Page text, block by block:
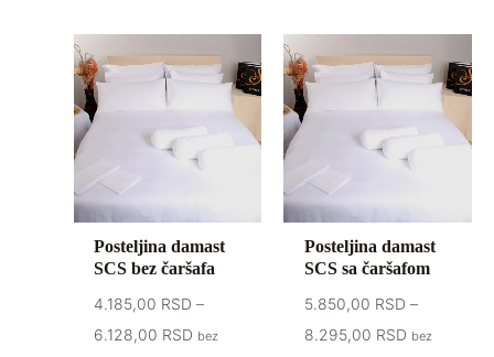
Posteljina damast
SCS bez čaršafa
4.185,00 RSD –
6.128,00 RSD
cena:
4.185,00 RSD
6.128,00 RSD
bez
Posteljina damast
SCS sa čaršafom
5.850,00 RSD –
8.295,00 RSD
cena:
5.850,00
8.295,00
bez